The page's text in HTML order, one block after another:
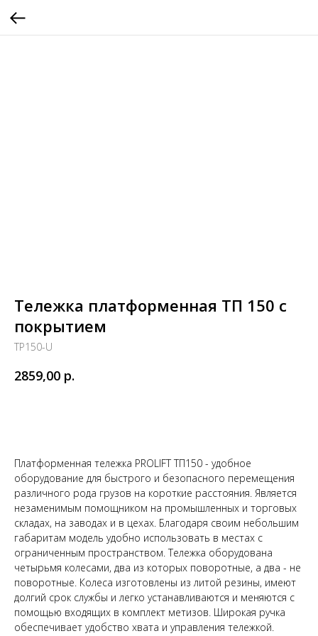
Тележка платформенная ТП 150 с
покрытием
TP150-U
2859,00 р.
Платформенная тележка PROLIFT ТП150 - удобное
оборудование для быстрого и безопасного перемещения
различного рода грузов на короткие расстояния. Является
незаменимым помощником на промышленных и торговых
складах, на заводах и в цехах. Благодаря своим небольшим
габаритам модель удобно использовать в местах с
ограниченным пространством. Тележка оборудована
четырьмя колесами, два из которых поворотные, а два - не
поворотные. Колеса изготовлены из литой резины, имеют
долгий срок службы и легко устанавливаются и меняются с
помощью входящих в комплект метизов. Широкая ручка
обеспечивает удобство хвата и управления тележкой.